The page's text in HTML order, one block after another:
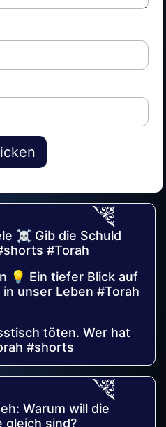
☠️ Gib die Schuld
#Torah
💡 Ein tiefer Blick auf
unser Leben #Torah
töten. Wer hat
#shorts
Warum will die
gleich sind?